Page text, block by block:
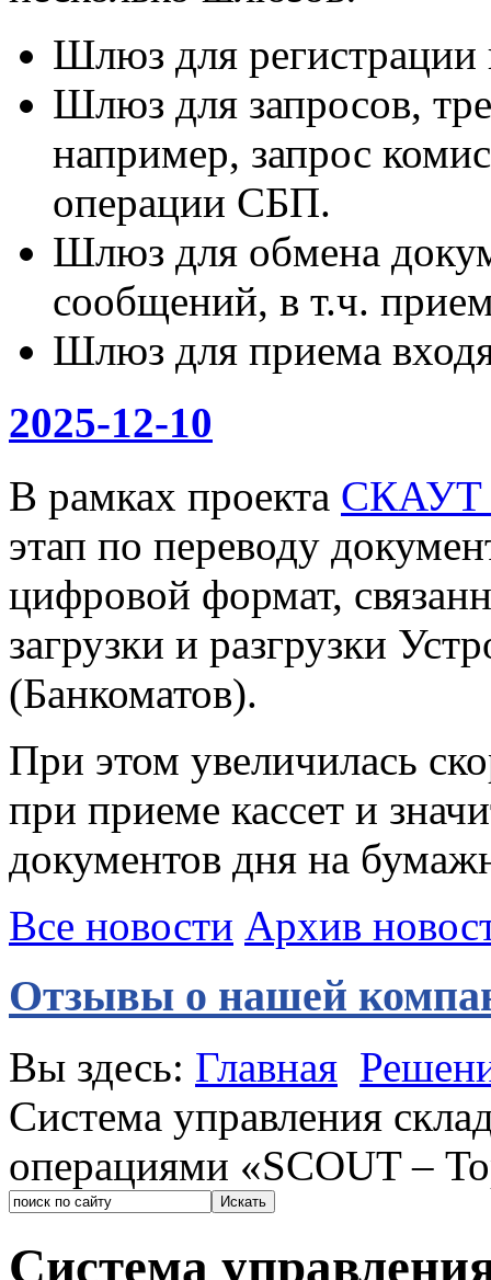
Шлюз для регистрации
Шлюз для запросов,
например, запрос
операции СБП.
Шлюз для обмена
сообщений, в т.ч.
Шлюз для приема
2025-12-10
В рамках проекта
этап по переводу
цифровой формат,
загрузки и разгрузки
(Банкоматов).
При этом увеличилась
при приеме кассет и
документов дня на
Все новости Архив
Отзывы о нашей
Вы здесь: Главная
Система управления
операциями «SCOUT –
Система